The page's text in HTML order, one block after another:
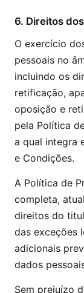
6. Direitos
O exercício
pessoais no
incluindo os
retificação,
oposição e
pela Política
a qual integra
e Condições.
A Política de
completa,
direitos do
das exceções
adicionais
dados
Sem prejuízo